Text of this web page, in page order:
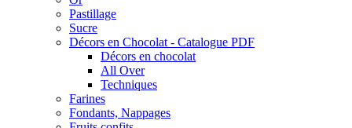
Pastillage
Sucre
Décors en Chocolat - Catalogue PDF
Décors en chocolat
All Over
Techniques
Farines
Fondants, Nappages